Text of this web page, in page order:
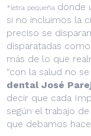
*letra pequeña donde
si no incluimos la
preciso se
disparatadas
más de lo que
“con la salud no
dental José
decir que cada
según el trabajo
que debamos